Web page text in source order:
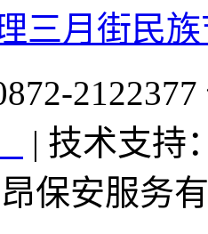
三月街民
| 技术支持
保安服务